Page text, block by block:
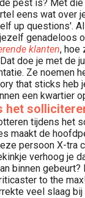
pest is? Met
eens wat over
up questions'.
genadeloos
klanten, hoe
doe je met de
Ze noemen
that sticks heb
een kwartier
het
tijdens het
maakt de
persoon X-tra
verhoog je
binnen
to the
veel slaag